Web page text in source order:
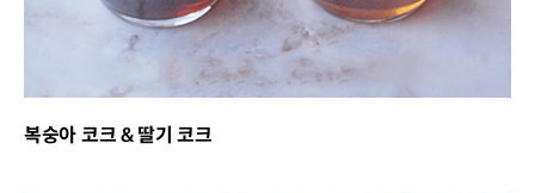
복숭아 코크 & 딸기 코크